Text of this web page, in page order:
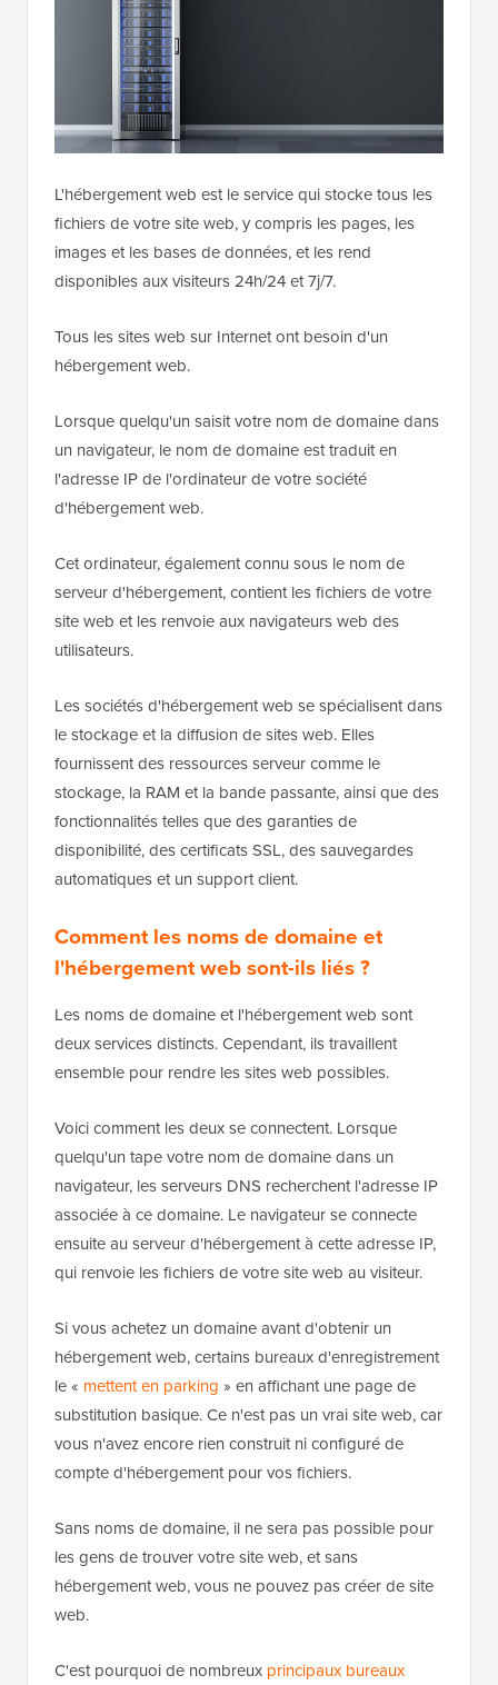
L'hébergement web est le service qui stocke tous les
fichiers de votre site web, y compris les pages, les
images et les bases de données, et les rend
disponibles aux visiteurs 24h/24 et 7j/7.
Tous les sites web sur Internet ont besoin d'un
hébergement web.
Lorsque quelqu'un saisit votre nom de domaine dans
un navigateur, le nom de domaine est traduit en
l'adresse IP de l'ordinateur de votre société
d'hébergement web.
Cet ordinateur, également connu sous le nom de
serveur d'hébergement, contient les fichiers de votre
site web et les renvoie aux navigateurs web des
utilisateurs.
Les sociétés d'hébergement web se spécialisent dans
le stockage et la diffusion de sites web. Elles
fournissent des ressources serveur comme le
stockage, la RAM et la bande passante, ainsi que des
fonctionnalités telles que des garanties de
disponibilité, des certificats SSL, des sauvegardes
automatiques et un support client.
Comment les noms de domaine et
l'hébergement web sont-ils liés ?
Les noms de domaine et l'hébergement web sont
deux services distincts. Cependant, ils travaillent
ensemble pour rendre les sites web possibles.
Voici comment les deux se connectent. Lorsque
quelqu'un tape votre nom de domaine dans un
navigateur, les serveurs DNS recherchent l'adresse IP
associée à ce domaine. Le navigateur se connecte
ensuite au serveur d'hébergement à cette adresse IP,
qui renvoie les fichiers de votre site web au visiteur.
Si vous achetez un domaine avant d'obtenir un
hébergement web, certains bureaux d'enregistrement
le « mettent en parking » en affichant une page de
substitution basique. Ce n'est pas un vrai site web, car
vous n'avez encore rien construit ni configuré de
compte d'hébergement pour vos fichiers.
Sans noms de domaine, il ne sera pas possible pour
les gens de trouver votre site web, et sans
hébergement web, vous ne pouvez pas créer de site
web.
C'est pourquoi de nombreux principaux bureaux